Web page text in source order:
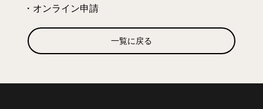
・ オンライン申請
一覧に戻る